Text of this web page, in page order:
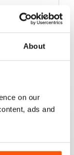
About
on our
ads and